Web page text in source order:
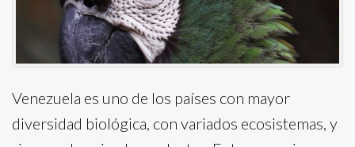
Venezuela es uno de los países con mayor
diversidad biológica, con variados ecosistemas, y